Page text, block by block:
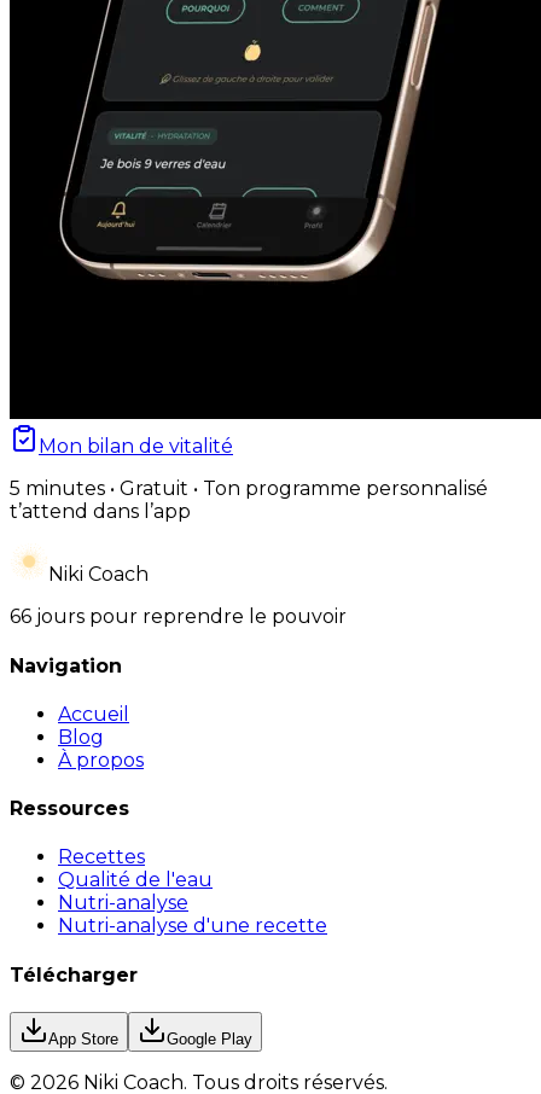
Mon bilan de vitalité
5 minutes • Gratuit • Ton programme personnalisé
t’attend dans l’app
Niki Coach
66 jours pour reprendre le pouvoir
Navigation
Accueil
Blog
À propos
Ressources
Recettes
Qualité de l'eau
Nutri-analyse
Nutri-analyse d'une recette
Télécharger
App Store Google Play
© 2026 Niki Coach. Tous droits réservés.